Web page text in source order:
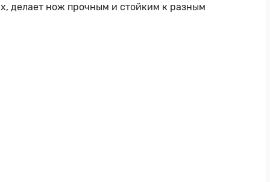
делает нож прочным и стойким к разным